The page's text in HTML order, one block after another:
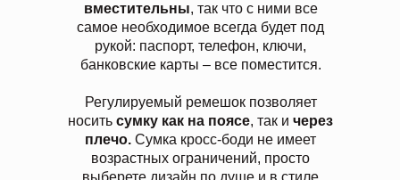
вместительны, так что с ними все
самое необходимое всегда будет под
рукой: паспорт, телефон, ключи,
банковские карты – все поместится.
Регулируемый ремешок позволяет
носить сумку как на поясе, так и через
плечо. Сумка кросс-боди не имеет
возрастных ограничений, просто
выберете дизайн по душе и в стиле